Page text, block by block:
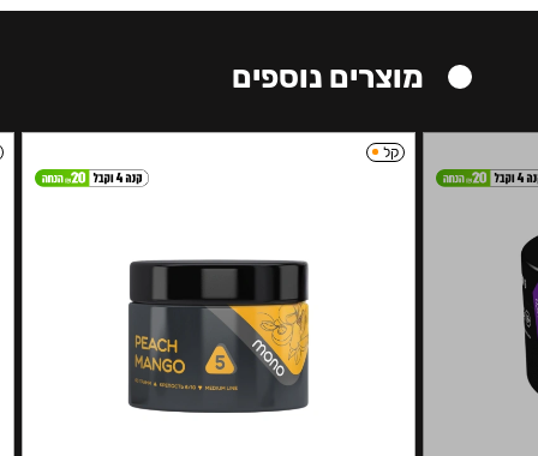
מוצרים נוספים
קל